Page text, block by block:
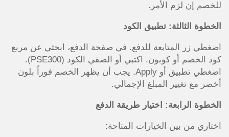
للخصم إن لزم الأمر.
الخطوة الثالثة: تطبيق الكود
اضغطي زر المتابعة للدفع. في صفحة الدفع، ابحثي عن مربع
كود الخصم أو كوبون. اكتبي أو الصقي الكود (PSE300).
اضغطي تطبيق أو Apply. يجب أن يظهر الخصم فوراً بلون
أخضر مع تغيير المبلغ الإجمالي.
الخطوة الرابعة: اختيار طريقة الدفع
اختاري من بين الخيارات المتاحة: